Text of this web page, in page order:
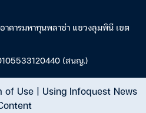
คารมหาทุนพลาซ่า แขวงลุมพินี เขต
(สนญ.)
of Use| Using Infoquest News